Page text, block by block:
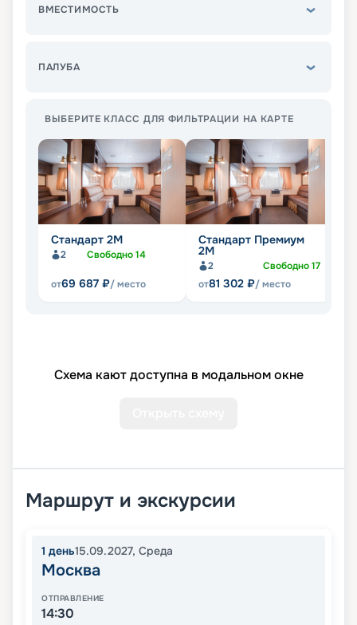
ВМЕСТИМОСТЬ
ПАЛУБА
ВЫБЕРИТЕ КЛАСС ДЛЯ ФИЛЬТРАЦИИ НА КАРТЕ
Стандарт 2M
2 Свободно14
от69 687 ₽/ место
Стандарт Премиум
2М
2 Свободно17
от81 302 ₽/ место
Схема кают доступна в модальном окне
Маршрут и экскурсии
1 день15.09.2027, Среда
Москва
ОТПРАВЛЕНИЕ
14:30